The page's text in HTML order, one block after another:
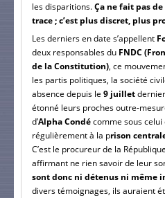
les disparitions.Ça ne fait pas
trace ; c’est plus discret, plus
Les derniers en date s’appellent
deux responsables du FNDC
de la Constitution), ce
les partis politiques, la société
absence depuis le 9 juillet
étonné leurs proches outre-
d’Alpha Condécomme sous
régulièrement à la prison
C’est le procureur de la
affirmant ne rien savoir de leur
sont donc ni détenus ni même
divers témoignages, ils auraient